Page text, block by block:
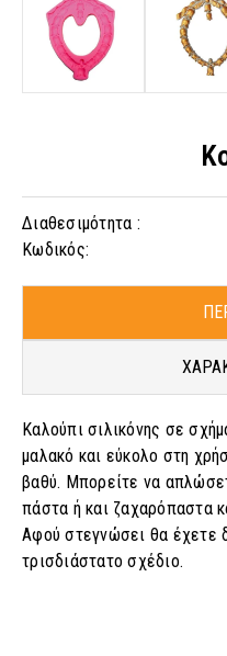
Διαθεσιμότητα :
Κωδικός:
Καλούπι σιλικόνης σε
μαλακό και εύκολο στη
βαθύ. Μπορείτε να
πάστα ή και ζαχαρόπαστα
Αφού στεγνώσει θα έχετε
τρισδιάστατο σχέδιο.